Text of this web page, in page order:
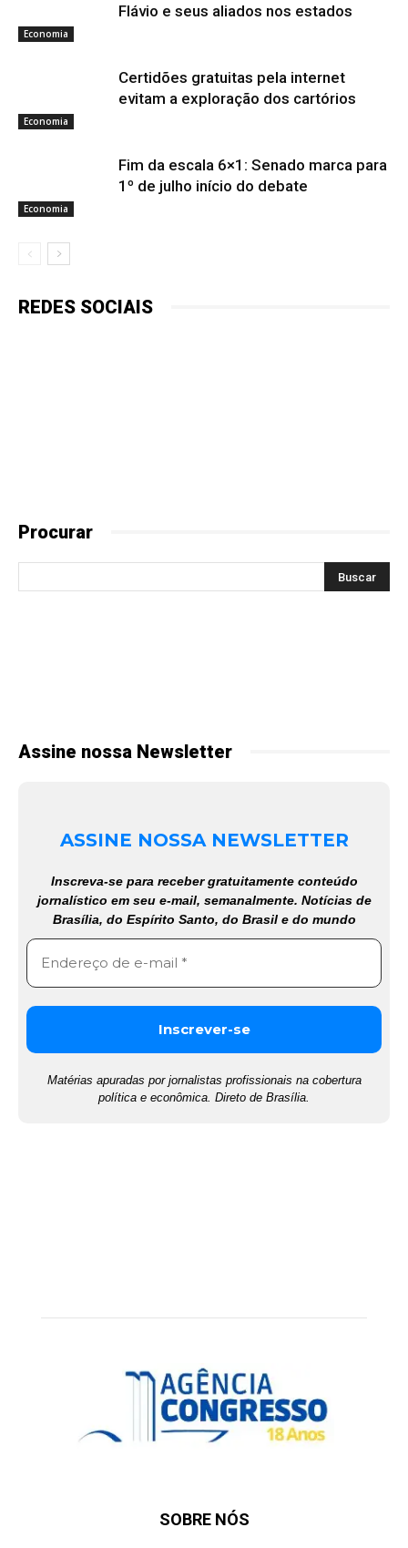
Economia
Flávio e seus aliados nos estados
Economia
Certidões gratuitas pela internet
evitam a exploração dos cartórios
Economia
Fim da escala 6×1: Senado marca para
1º de julho início do debate
REDES SOCIAIS
Procurar
Assine nossa Newsletter
ASSINE NOSSA NEWSLETTER
Inscreva-se para receber gratuitamente conteúdo
jornalístico em seu e-mail, semanalmente. Notícias de
Brasília, do Espírito Santo, do Brasil e do mundo
Matérias apuradas por jornalistas profissionais na cobertura
política e econômica. Direto de Brasília.
SOBRE NÓS